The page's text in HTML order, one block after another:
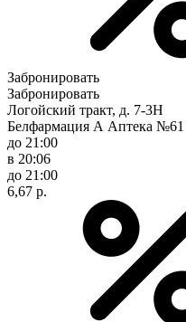
Забронировать
Забронировать
Логойский тракт, д. 7-3Н
Белфармация А Аптека №61
до 21:00
в 20:06
до 21:00
6,67 р.